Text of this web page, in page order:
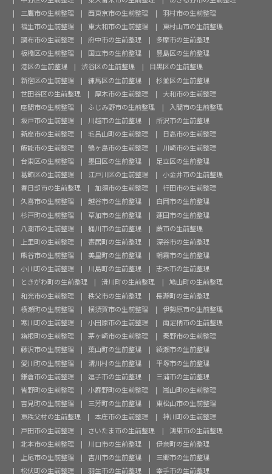
三鷹市の生前整理
西東京市の生前整理
羽村市の生前整理
福生市の生前整理
東大和市の生前整理
東村山市の生前整理
調布市の生前整理
府中市の生前整理
多摩市の生前整理
板橋区の生前整理
国立市の生前整理
豊島区の生前整理
港区の生前整理
渋谷区の生前整理
目黒区の生前整理
新宿区の生前整理
練馬区の生前整理
杉並区の生前整理
世田谷区の生前整理
厚木市の生前整理
大和市の生前整理
座間市の生前整理
ふじみ野市の生前整理
入間市の生前整理
坂戸市の生前整理
川越市の生前整理
所沢市の生前整理
新座市の生前整理
毛呂山町の生前整理
日高市の生前整理
飯能市の生前整理
鶴ヶ島市の生前整理
川崎市の生前整理
台東区の生前整理
墨田区の生前整理
足立区の生前整理
葛飾区の生前整理
江戸川区の生前整理
小金井市の生前整理
春日部市の生前整理
加須市の生前整理
行田市の生前整理
久喜市の生前整理
越谷市の生前整理
白岡市の生前整理
杉戸町の生前整理
草加市の生前整理
蓮田市の生前整理
八潮市の生前整理
桶川市の生前整理
蕨市の生前整理
上里町の生前整理
寄居町の生前整理
深谷市の生前整理
熊谷市の生前整理
美里町の生前整理
朝霧市の生前整理
小川町の生前整理
川島町の生前整理
志木市の生前整理
ときがわ町の生前整理
滑川町の生前整理
鳩山町の生前整理
和光市の生前整理
秩父市の生前整理
長瀞町の生前整理
横瀬町の生前整理
横須賀市の生前整理
伊勢原市の生前整理
寒川町の生前整理
小田原市の生前整理
南足柄市の生前整理
箱根町の生前整理
茅ヶ崎市の生前整理
秦野市の生前整理
藤沢市の生前整理
葉山町の生前整理
綾瀬市の生前整理
愛川町の生前整理
清川村の生前整理
平塚市の生前整理
鎌倉市の生前整理
逗子市の生前整理
三浦市の生前整理
皆野町の生前整理
小鹿野町の生前整理
嵐山町の生前整理
吉見町の生前整理
三芳町の生前整理
東松山市の生前整理
東秩父村の生前整理
本庄市の生前整理
神川町の生前整理
戸田市の生前整理
さいたま市の生前整理
鴻巣市の生前整理
北本市の生前整理
川口市の生前整理
伊奈町の生前整理
上尾市の生前整理
吉川市の生前整理
三郷市の生前整理
松伏町の生前整理
羽生市の生前整理
幸手市の生前整理